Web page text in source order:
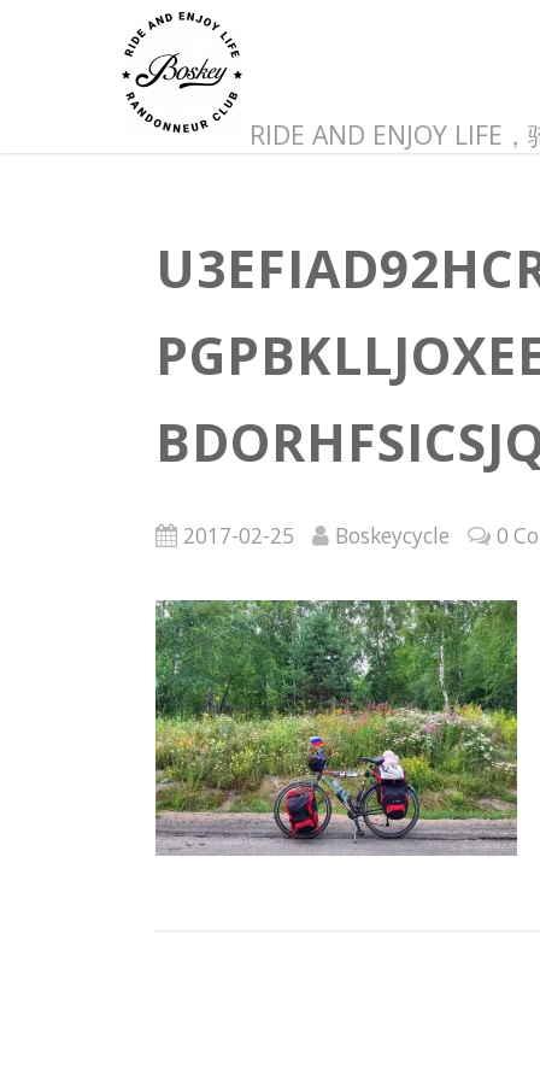
RIDE AND ENJOY LIFE
2017-02-25 Boskeycycle 0